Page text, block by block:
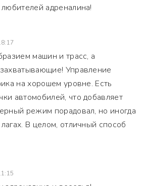
адреналина!
машин и трасс, а
Управление
на хорошем уровне. Есть
автомобилей, что добавляет
режим порадовал, но иногда
В целом, отличный способ